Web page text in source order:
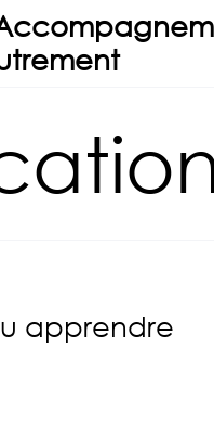
apprendre